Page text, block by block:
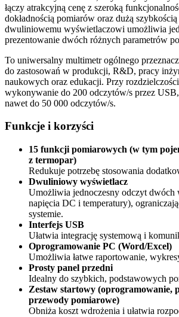
łączy atrakcyjną cenę z szeroką
dokładnością pomiarów oraz dużą
dwuliniowemu wyświetlaczowi umożliwia
prezentowanie dwóch różnych parametrów
To uniwersalny multimetr ogólnego
do zastosowań w produkcji, R&D, pracy
naukowych oraz edukacji. Przy
wykonywanie do 200 odczytów/s przez
nawet do 50 000 odczytów/s.
Funkcje i korzyści
15 funkcji pomiarowych (w tym
z termopar)
Redukuje potrzebę stosowania
Dwuliniowy wyświetlacz
Umożliwia jednoczesny odczyt dwóch
napięcia DC i temperatury),
systemie.
Interfejs USB
Ułatwia integrację systemową i
Oprogramowanie PC (Word/Excel)
Umożliwia łatwe raportowanie,
Prosty panel przedni
Idealny do szybkich, podstawowych
Zestaw startowy (oprogramowanie,
przewody pomiarowe)
Obniża koszt wdrożenia i ułatwia